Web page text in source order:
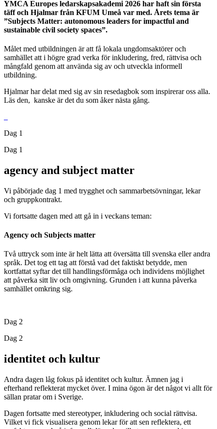
YMCA Europes ledarskapsakademi 2026 har haft sin första
täff och Hjalmar från KFUM Umeå var med. Årets tema är
”Subjects Matter: autonomous leaders for impactful and
sustainable civil society spaces”.
Målet med utbildningen är att få lokala ungdomsaktörer och
samhället att i högre grad verka för inkludering, fred, rättvisa och
mångfald genom att använda sig av och utveckla informell
utbildning.
Hjalmar har delat med sig av sin resedagbok som inspirerar oss alla.
Läs den, kanske är det du som åker nästa gång.
Dag 1
Dag 1
agency and subject matter
Vi påbörjade dag 1 med trygghet och sammarbetsövningar, lekar
och gruppkontrakt.
Vi fortsatte dagen med att gå in i veckans teman:
Agency och Subjects matter
Två uttryck som inte är helt lätta att översätta till svenska eller andra
språk. Det tog ett tag att förstå vad det faktiskt betydde, men
kortfattat syftar det till handlingsförmåga och individens möjlighet
att påverka sitt liv och omgivning. Grunden i att kunna påverka
samhället omkring sig.
Dag 2
Dag 2
identitet och kultur
Andra dagen låg fokus på identitet och kultur. Ämnen jag i
efterhand reflekterat mycket över. I mina ögon är det något vi allt för
sällan pratar om i Sverige.
Dagen fortsatte med stereotyper, inkludering och social rättvisa.
Vilket vi fick visualisera genom lekar för att sen reflektera, ett